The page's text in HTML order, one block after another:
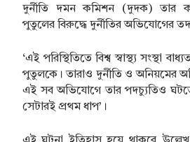
দুর্নীতি দমন কমিশন (দুদক) তার
পুতুলের বিরুদ্ধে দুর্নীতির অভিযোগের
‘এই পরিস্থিতিতে বিশ্ব স্বাস্থ্য সংস্থা
পুতুলকে। তারাও দুর্নীতি ও অনিয়মের
এই সব অভিযোগে তার পদচ্যুতিও
সেটারই প্রথম ধাপ’।